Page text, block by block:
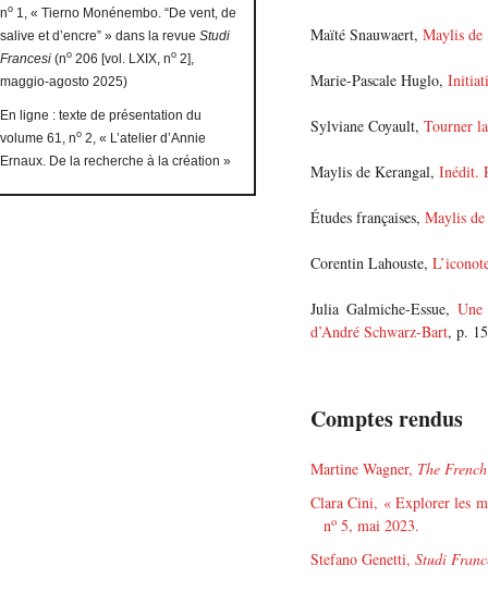
Maïté Snauwaert, Maylis de
Marie-Pascale Huglo,
Sylviane Coyault, Tourner
Maylis de Kerangal, Inédit.
Études françaises, Maylis
Corentin Lahouste,
Julia Galmiche-Essue,
d’André Schwarz-Bart, p.
Comptes rendus
Martine Wagner, The
Clara Cini, « Explorer les
no 5, mai 2023.
Stefano Genetti, Studi
no 1, « Tierno Monénembo. “De vent, de
salive et d’encre” » dans la revue Studi
Francesi (no 206 [vol. LXIX, no 2],
maggio-agosto 2025)
En ligne : texte de présentation du
volume 61, no 2, « L’atelier d’Annie
Ernaux. De la recherche à la création »